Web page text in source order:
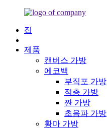
집
제품
캔버스 가방
에코백
부직포 가방
적층 가방
짠 가방
초음파 가방
황마 가방